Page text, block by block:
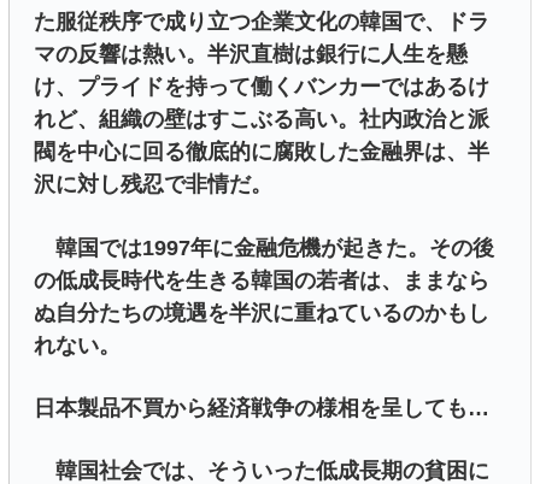
た服従秩序で成り立つ企業文化の韓国で、ドラ
マの反響は熱い。半沢直樹は銀行に人生を懸
け、プライドを持って働くバンカーではあるけ
れど、組織の壁はすこぶる高い。社内政治と派
閥を中心に回る徹底的に腐敗した金融界は、半
沢に対し残忍で非情だ。
韓国では1997年に金融危機が起きた。その後
の低成長時代を生きる韓国の若者は、ままなら
ぬ自分たちの境遇を半沢に重ねているのかもし
れない。
日本製品不買から経済戦争の様相を呈しても…
韓国社会では、そういった低成長期の貧困に